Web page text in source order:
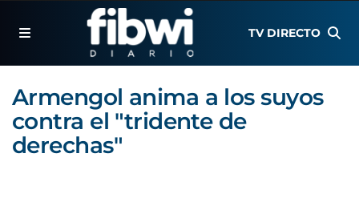
TV DIRECTO
Armengol anima a los suyos
contra el "tridente de
derechas"